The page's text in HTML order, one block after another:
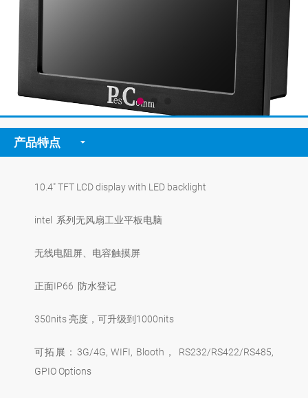
产品特点
10.4" TFT LCD display with LED backlight
intel 系列无风扇工业平板电脑
无线电阻屏、电容触摸屏
正面IP66 防水登记
350nits 亮度，可升级到1000nits
可拓展：3G/4G, WIFI, Blooth， RS232/RS422/RS485,
GPIO Options